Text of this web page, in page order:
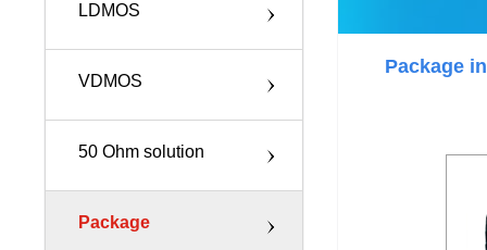
LDMOS
VDMOS
50 Ohm solution
Package
Package